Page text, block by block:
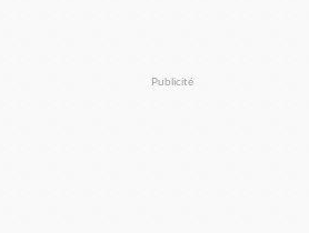
Publicité